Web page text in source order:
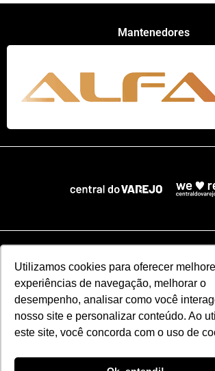
Utilizamos cookies para oferecer
experiências de navegação, melhorar o
desempenho, analisar como você
nosso site e personalizar conteúdo. Ao
este site, você concorda com o uso de
Mantenedores
Web Summit Lisboa Web
Especial NRF2026